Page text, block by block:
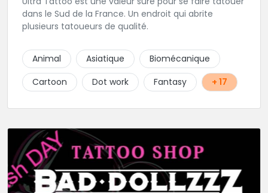
dans le Sud de la France. Un endroit qui abrite
plusieurs tatoueurs de qualité.
Animal Asiatique
Biomécanique
Cartoon
Dot work Fantasy + 17